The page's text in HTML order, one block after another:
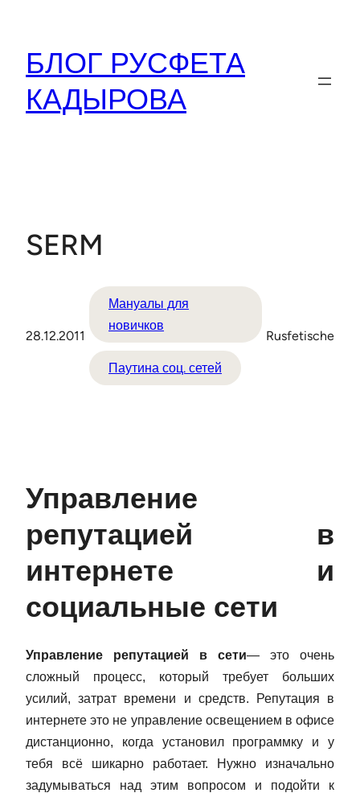
содержимому
БЛОГ РУСФЕТА
КАДЫРОВА
SERM
28.12.2011
Мануалы для
новичков
Паутина соц. сетей
Rusfetische
Управление
репутацией в
интернете и
социальные сети
Управление репутацией в сети— это очень
сложный процесс, который требует больших
усилий, затрат времени и средств. Репутация в
интернете это не управление освещением в офисе
дистанционно, когда установил программку и у
тебя всё шикарно работает. Нужно изначально
задумываться над этим вопросом и подойти к